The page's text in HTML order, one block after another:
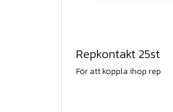
Repkontakt 25st
För att koppla ihop rep